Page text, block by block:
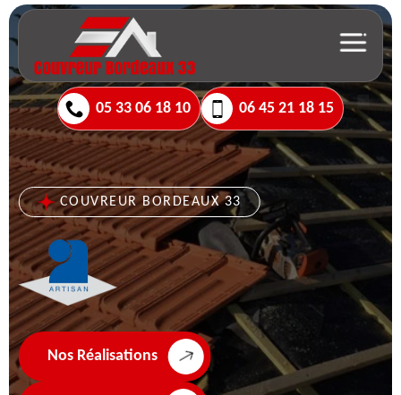
05 33 06 18 10 06 45 21 18 15
COUVREUR BORDEAUX 33
Nos Réalisations